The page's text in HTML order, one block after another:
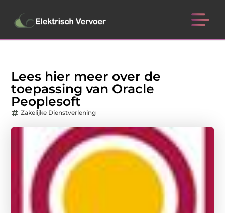
Lees hier meer over de
toepassing van Oracle
Peoplesoft
Zakelijke Dienstverlening